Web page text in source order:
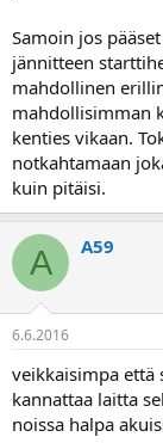
Samoin jos
jännitteen
mahdollinen
mahdollisimman
kenties vikaan.
notkahtamaan
kuin pitäisi.
A A59
6.6.2016
veikkaisimpa että
kannattaa laitta
noissa halpa